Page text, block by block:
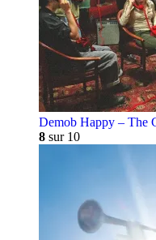
Demob Happy – The
8 sur 10